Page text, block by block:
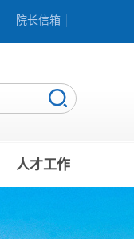
院长信箱
人才工作